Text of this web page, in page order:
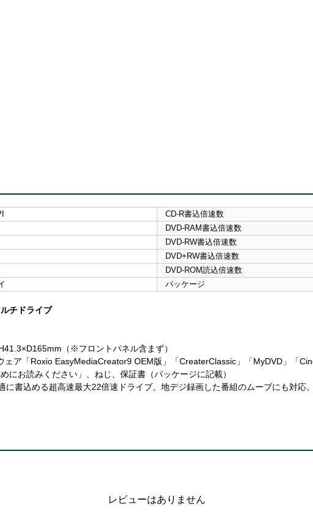
CD-R書込倍速数
DVD-RAM書込倍速数
DVD-RW書込倍速数
DVD+RW書込倍速数
DVD-ROM読込倍速数
パッケージ
チドライブ
（※フロントパネル含まず）
ア「Roxio EasyMediaCreator9 OEM版」「CreaterClassic」「MyDVD」「
にお読みください」、ねじ、保証書（パッケージに記載）
に書込める超高速最大22倍速ドライブ。地デジ録画した番組のムーブにも対応
レビューはありません